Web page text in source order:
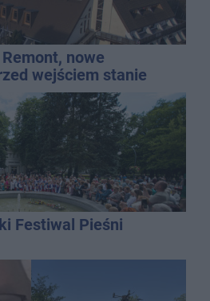
nowe
wejściem stanie
Festiwal Pieśni